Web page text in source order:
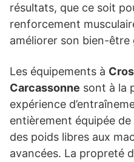
résultats, que ce soit
renforcement
améliorer son bien-être
Les équipements à
Carcassonne sont à la
expérience
entièrement équipée
des poids libres aux
avancées. La propreté